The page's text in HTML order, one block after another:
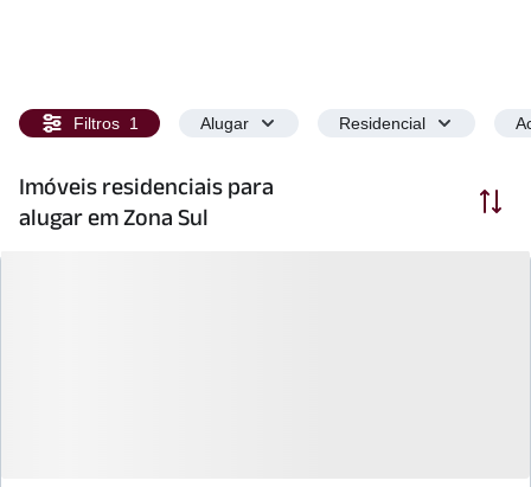
Filtros 1 Alugar Residencial
Imóveis residenciais para
alugar em Zona Sul
Ordenar